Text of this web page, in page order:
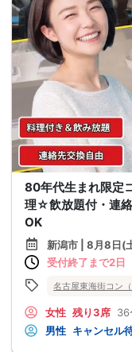
80年代生まれ限定
理☆飲放題付・連
OK
新潟市 | 8月8日(
受付終了まで2日
名古屋東海街コン
女性 残り3席 36
男性 キャンセル